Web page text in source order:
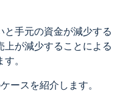
と手元の資金が減少する
上が減少することによる
。
ースを紹介します。